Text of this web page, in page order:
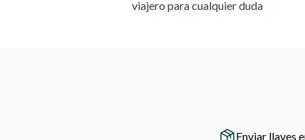
viajero para cualquier duda
Enviar llaves